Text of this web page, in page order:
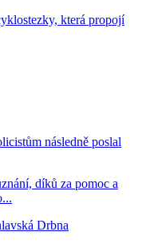
která propojí
následně poslal
díků za pomoc a
Drbna